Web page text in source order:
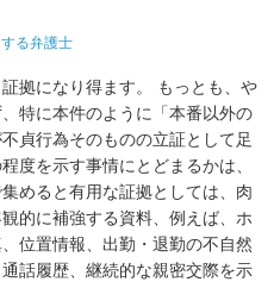
る弁護士
拠になり得ます。 もっとも、や
特に本件のように「本番以外の
貞行為そのものの立証として足
度を示す事情にとどまるかは、
めると有用な証拠としては、肉
的に補強する資料、例えば、ホ
位置情報、出勤・退勤の不自然
話履歴、継続的な親密交際を示